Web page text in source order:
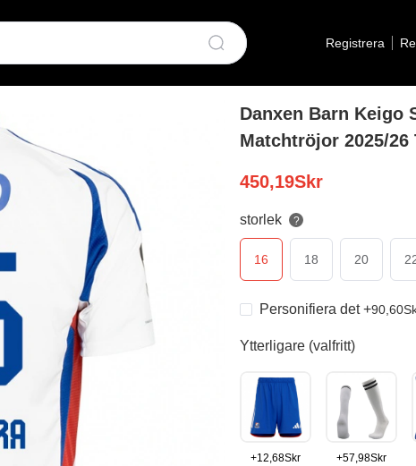
Registrera
Danxen Barn Keigo
Matchtröjor 2025/26
450,19Skr
storlek ?
16 18 20
Personifiera det+90,60
Ytterligare (valfritt)
+12,68Skr +57,98Skr